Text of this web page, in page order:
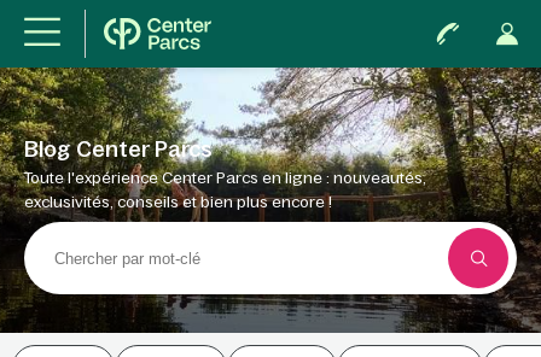
Blog Center Parcs
Toute l'expérience Center Parcs en ligne : nouveautés,
exclusivités, conseils et bien plus encore !